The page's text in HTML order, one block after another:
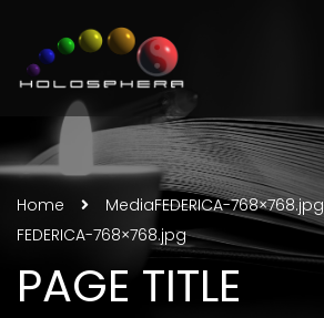
Home MediaFEDERICA-768×768.jpg
FEDERICA-768×768.jpg
PAGE TITLE